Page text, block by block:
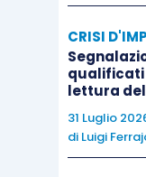
CRISI
qualificati
lettura
31 Luglio
di Luigi